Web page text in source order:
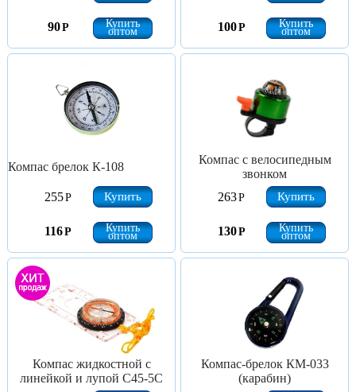
90Р Купить
оптом 100Р Купить
оптом
Компас брелок К-108
255Р Купить
116Р Купить
оптом
Компас с велосипедным
звонком
263Р Купить
130Р Купить
оптом
Компас жидкостной с
линейкой и лупой С45-5С
Компас-брелок КМ-033
(карабин)